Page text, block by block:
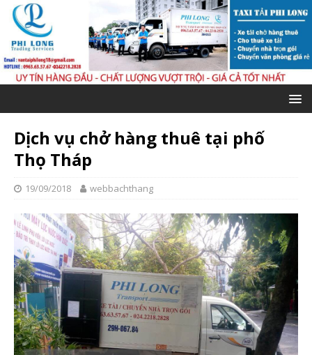
Dịch vụ chở hàng thuê tại phố
Thọ Tháp
19/09/2018 webbachthang